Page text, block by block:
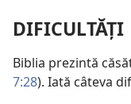
DIFICULTĂŢI
Biblia prezintă
7:28). Iată câteva